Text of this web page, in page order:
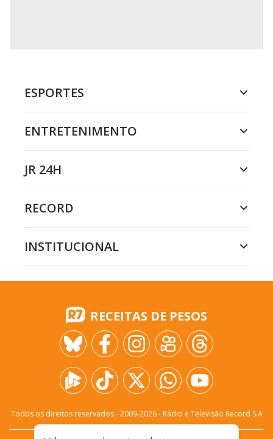
ESPORTES
ENTRETENIMENTO
JR 24H
RECORD
INSTITUCIONAL
RECEITAS DE PESOS
Todos os direitos reservados - 2009-2026- Rádio e Televisão Record S.A